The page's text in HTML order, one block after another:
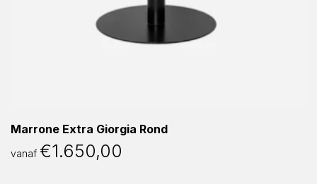
Marrone Extra Giorgia Rond
vanaf €1.650,00